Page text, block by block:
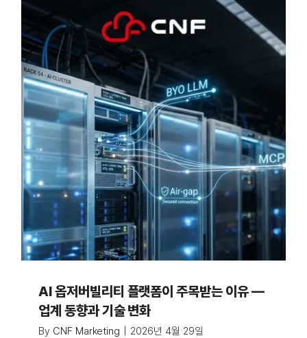
AI 옵저버빌리티 플랫폼이 주목받는 이유 —
업계 동향과 기술 변화
By CNF Marketing
2026년 4월 29일